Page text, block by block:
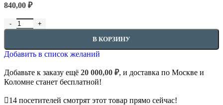
840,00 ₽
Количество товара Молдинг 6.51.710
В КОРЗИНУ
Добавить в список желаний
Добавьте к заказу ещё 20 000,00 ₽, и доставка по Москве и
Коломне станет бесплатной!
14 посетителей смотрят этот товар прямо сейчас!